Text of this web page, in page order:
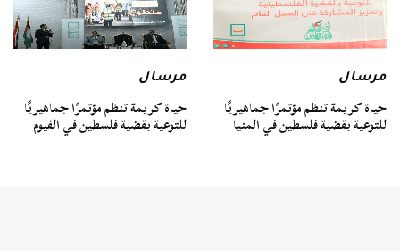
مرسال
حياة كريمة تنظم مؤتمرًا جماهيريًا
للتوعية بقضية فلسطين في المنيا
مرسال
حياة كريمة تنظم مؤتمرًا جماهيريًا
للتوعية بقضية فلسطين في الفيوم